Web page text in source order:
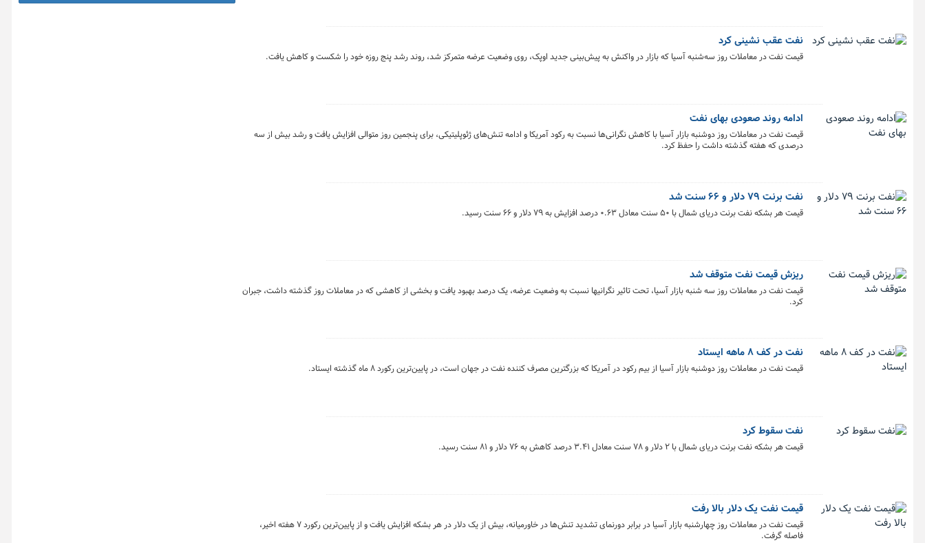
نفت عقب نشینی کرد
قیمت نفت در معاملات روز سه‌شنبه آسیا که بازار در واکنش به پیش‌بینی جدید اوپک، روی وضعیت عرضه متمرکز شد، روند رشد پنج روزه خود را شکست و کاهش یافت.
ادامه روند صعودی بهای نفت
قیمت نفت در معاملات روز دوشنبه بازار آسیا با کاهش نگرانی‌ها نسبت به رکود آمریکا و ادامه تنش‌های ژئوپلیتیکی، برای پنجمین روز متوالی افزایش یافت و رشد بیش از سه
درصدی که هفته گذشته داشت را حفظ کرد.
نفت برنت ۷۹ دلار و ۶۶ سنت شد
قیمت هر بشکه نفت برنت دریای شمال با ۵۰ سنت معادل ۰.۶۳ درصد افزایش به ۷۹ دلار و ۶۶ سنت رسید.
ریزش قیمت نفت متوقف شد
قیمت نفت در معاملات روز سه شنبه بازار آسیا، تحت تاثیر نگرانیها نسبت به وضعیت عرضه، یک درصد بهبود یافت و بخشی از کاهشی که در معاملات روز گذشته داشت، جبران
کرد.
نفت در کف ۸ ماهه ایستاد
قیمت نفت در معاملات روز دوشنبه بازار آسیا از بیم رکود در آمریکا که بزرگترین مصرف کننده نفت در جهان است، در پایین‌ترین رکورد ۸ ماه گذشته ایستاد.
نفت سقوط کرد
قیمت هر بشکه نفت برنت دریای شمال با ۲ دلار و ۷۸ سنت معادل ۳.۴۱ درصد کاهش به ۷۶ دلار و ۸۱ سنت رسید.
قیمت نفت یک دلار بالا رفت
قیمت نفت در معاملات روز چهارشنبه بازار آسیا در برابر دورنمای تشدید تنش‌ها در خاورمیانه، بیش از یک دلار در هر بشکه افزایش یافت و از پایین‌ترین رکورد ۷ هفته اخیر،
فاصله گرفت.